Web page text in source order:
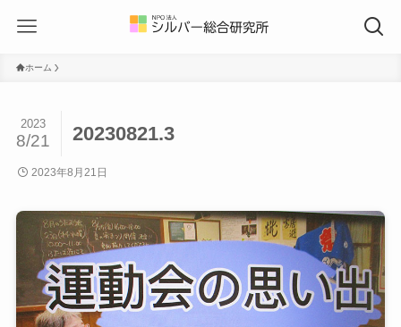
ホーム
20230821.3
2023
8/21
2023年8月21日